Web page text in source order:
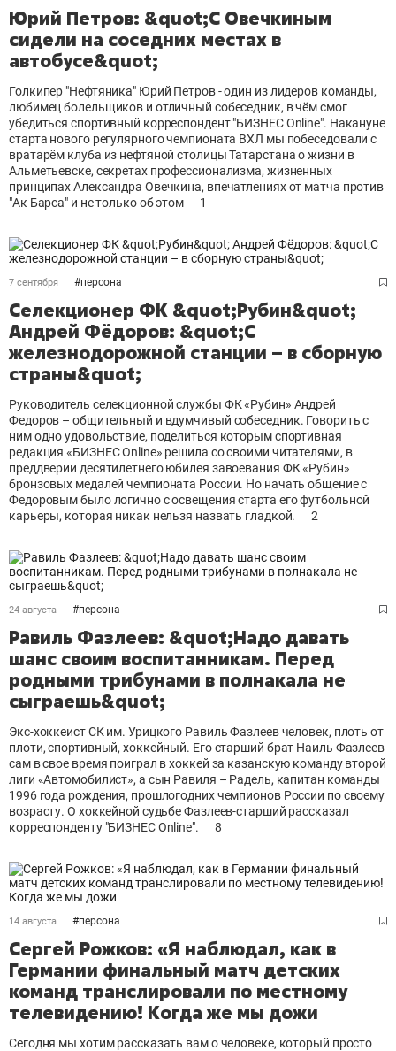
Юрий Петров: &quot;С Овечкиным
сидели на соседних местах в
автобусе&quot;
Голкипер "Нефтяника" Юрий Петров - один из лидеров команды,
любимец болельщиков и отличный собеседник, в чём смог
убедиться спортивный корреспондент "БИЗНЕС Online". Накануне
старта нового регулярного чемпионата ВХЛ мы побеседовали с
вратарём клуба из нефтяной столицы Татарстана о жизни в
Альметьевске, секретах профессионализма, жизненных
принципах Александра Овечкина, впечатлениях от матча против
"Ак Барса" и не только об этом
1
7 сентября #персона
Селекционер ФК &quot;Рубин&quot;
Андрей Фёдоров: &quot;С
железнодорожной станции – в сборную
страны&quot;
Руководитель селекционной службы ФК «Рубин» Андрей
Федоров – общительный и вдумчивый собеседник. Говорить с
ним одно удовольствие, поделиться которым спортивная
редакция «БИЗНЕС Online» решила со своими читателями, в
преддверии десятилетнего юбилея завоевания ФК «Рубин»
бронзовых медалей чемпионата России. Но начать общение с
Федоровым было логично с освещения старта его футбольной
карьеры, которая никак нельзя назвать гладкой.
2
24 августа #персона
Равиль Фазлеев: &quot;Надо давать
шанс своим воспитанникам. Перед
родными трибунами в полнакала не
сыграешь&quot;
Экс-хоккеист СК им. Урицкого Равиль Фазлеев человек, плоть от
плоти, спортивный, хоккейный. Его старший брат Наиль Фазлеев
сам в свое время поиграл в хоккей за казанскую команду второй
лиги «Автомобилист», а сын Равиля – Радель, капитан команды
1996 года рождения, прошлогодних чемпионов России по своему
возрасту. О хоккейной судьбе Фазлеев-старший рассказал
корреспонденту "БИЗНЕС Online".
8
14 августа #персона
Сергей Рожков: «Я наблюдал, как в
Германии финальный матч детских
команд транслировали по местному
телевидению! Когда же мы дожи
Сегодня мы хотим рассказать вам о человеке, который просто